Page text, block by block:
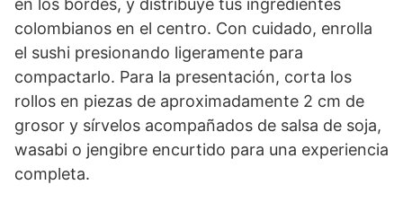
en los bordes, y distribuye tus ingredientes
colombianos en el centro. Con cuidado, enrolla
el sushi presionando ligeramente para
compactarlo. Para la presentación, corta los
rollos en piezas de aproximadamente 2 cm de
grosor y sírvelos acompañados de salsa de soja,
wasabi o jengibre encurtido para una experiencia
completa.